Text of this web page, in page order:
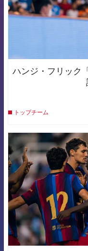
ハンジ・フリック
トップチーム